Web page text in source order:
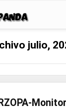
julio,